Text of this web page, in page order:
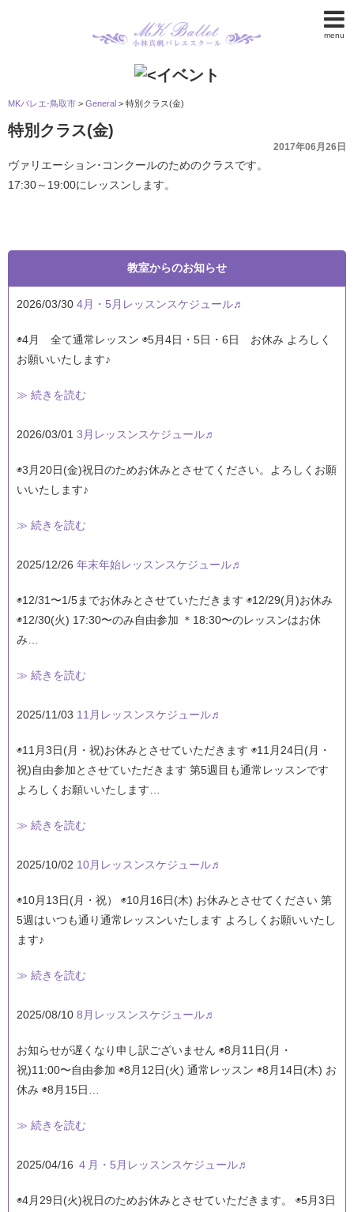
menu
MKバレエ-鳥取市 > General > 特別クラス(金)
特別クラス(金)
2017年06月26日
ヴァリエーション･コンクールのためのクラスです。
17:30～19:00にレッスンします。
教室からのお知らせ
2026/03/30 4月・5月レッスンスケジュール♬
◉4月 全て通常レッスン ◉5月4日・5日・6日 お休み よろしく
お願いいたします♪
≫ 続きを読む
2026/03/01 3月レッスンスケジュール♬
◉3月20日(金)祝日のためお休みとさせてください。よろしくお願
いいたします♪
≫ 続きを読む
2025/12/26 年末年始レッスンスケジュール♬
◉12/31〜1/5までお休みとさせていただきます ◉12/29(月)お休み
◉12/30(火) 17:30〜のみ自由参加 ＊18:30〜のレッスンはお休
み…
≫ 続きを読む
2025/11/03 11月レッスンスケジュール♬
◉11月3日(月・祝)お休みとさせていただきます ◉11月24日(月・
祝)自由参加とさせていただきます 第5週目も通常レッスンです
よろしくお願いいたします…
≫ 続きを読む
2025/10/02 10月レッスンスケジュール♬
◉10月13日(月・祝） ◉10月16日(木) お休みとさせてください 第
5週はいつも通り通常レッスンいたします よろしくお願いいたし
ます♪
≫ 続きを読む
2025/08/10 8月レッスンスケジュール♬
お知らせが遅くなり申し訳ございません ◉8月11日(月・
祝)11:00〜自由参加 ◉8月12日(火) 通常レッスン ◉8月14日(木) お
休み ◉8月15日…
≫ 続きを読む
2025/04/16 ４月・5月レッスンスケジュール♬
◉4月29日(火)祝日のためお休みとさせていただきます。 ◉5月3日